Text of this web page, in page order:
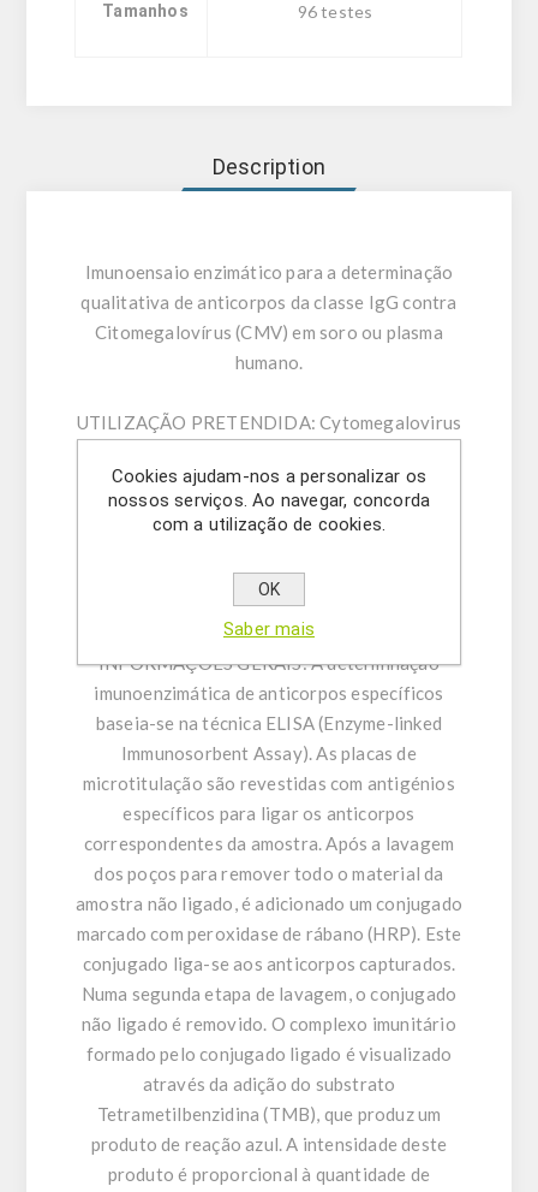
Tamanhos 96 testes
Description
Imunoensaio enzimático para a determinação
qualitativa de anticorpos da classe IgG contra
Citomegalovírus (CMV) em soro ou plasma
humano.
UTILIZAÇÃO PRETENDIDA:Cytomegalovirus
anticorpos da classe IgG contra
Citomegalovírus (CMV) em soro ou plasma
utilização em investigação – Não para
utilização em procedimentos de diagnóstico.
INFORMAÇÕES GERAIS:A determinação
imunoenzimática de anticorpos específicos
baseia-se na técnica ELISA (Enzyme-linked
Immunosorbent Assay). As placas de
microtitulação são revestidas com antigénios
específicos para ligar os anticorpos
correspondentes da amostra. Após a lavagem
dos poços para remover todo o material da
amostra não ligado, é adicionado um conjugado
marcado com peroxidase de rábano (HRP). Este
conjugado liga-se aos anticorpos capturados.
Numa segunda etapa de lavagem, o conjugado
não ligado é removido. O complexo imunitário
formado pelo conjugado ligado é visualizado
através da adição do substrato
Tetrametilbenzidina (TMB), que produz um
produto de reação azul. A intensidade deste
produto é proporcional à quantidade de
Cookies ajudam-nos a personalizar os
nossos serviços. Ao navegar, concorda
com a utilização de cookies.
OK
Saber mais